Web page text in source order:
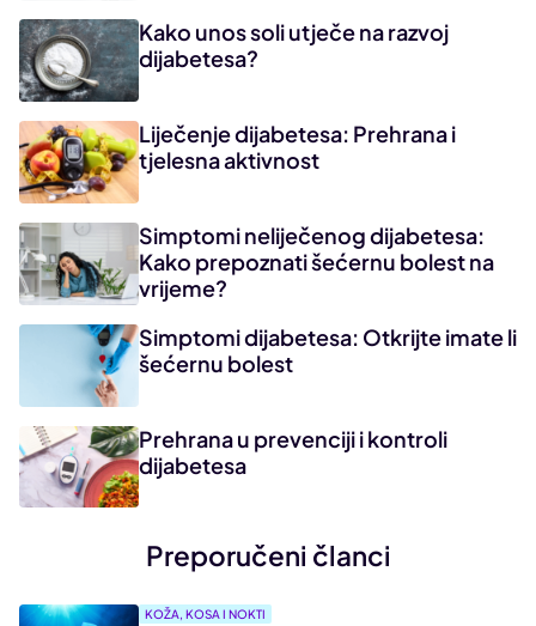
Kako unos soli utječe na razvoj
dijabetesa?
Liječenje dijabetesa: Prehrana i
tjelesna aktivnost
Simptomi neliječenog dijabetesa:
Kako prepoznati šećernu bolest na
vrijeme?
Simptomi dijabetesa: Otkrijte imate li
šećernu bolest
Prehrana u prevenciji i kontroli
dijabetesa
Preporučeni članci
KOŽA, KOSA I NOKTI